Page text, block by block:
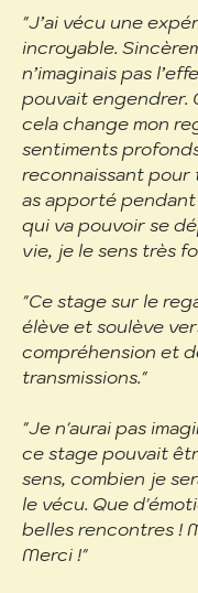
"J’ai vécu une
incroyable.
n’imaginais pas
pouvait engendrer.
cela change mon
sentiments
reconnaissant
as apporté
qui va pouvoir se
vie, je le sens très
"Ce stage sur le
élève et soulève
compréhension et
transmissions."
"Je n'aurai pas
ce stage pouvait
sens, combien je
le vécu. Que
belles rencontres !
Merci !"